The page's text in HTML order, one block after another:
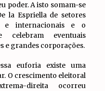
poder. A isto somam-se
la Espriella de setores
e internacionais e o
celebram eventuais
e grandes corporações.
euforia existe uma
O crescimento eleitoral
direita ocorreu